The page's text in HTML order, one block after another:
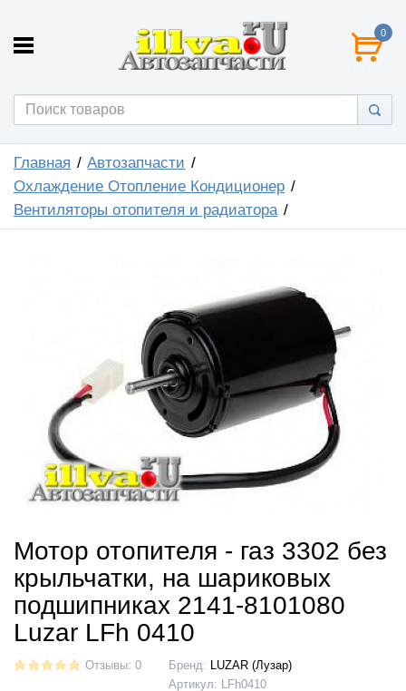
0
Главная
Автозапчасти
Охлаждение Отопление Кондиционер
Вентиляторы отопителя и радиатора
Мотор отопителя - газ 3302 без
крыльчатки, на шариковых
подшипниках 2141-8101080
Luzar LFh 0410
Отзывы: 0 Бренд: LUZAR (Лузар)
Артикул: LFh0410